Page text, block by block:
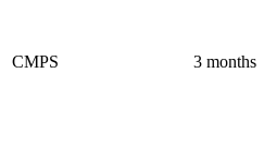
CMPS 3 months